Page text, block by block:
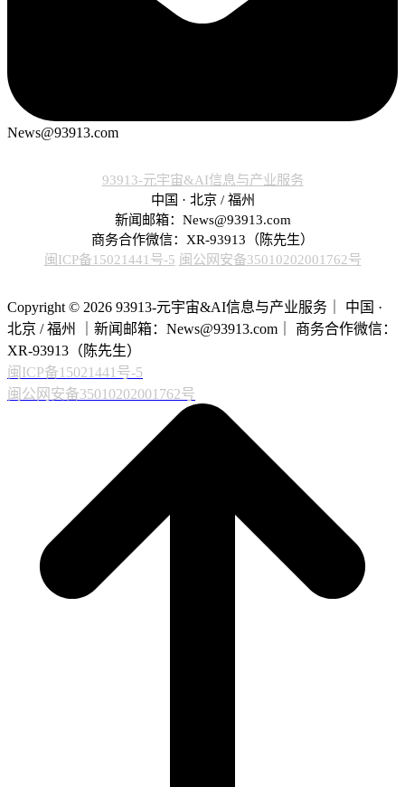
News@93913.com
93913-元宇宙&AI信息与产业服务
中国 · 北京 / 福州
新闻邮箱：News@93913.com
商务合作微信：XR-93913（陈先生）
闽ICP备15021441号-5 闽公网安备35010202001762号
Copyright © 2026 93913-元宇宙&AI信息与产业服务｜ 中国 ·
北京 / 福州 ｜新闻邮箱：News@93913.com｜ 商务合作微信：
XR-93913（陈先生）
闽ICP备15021441号-5
闽公网安备35010202001762号